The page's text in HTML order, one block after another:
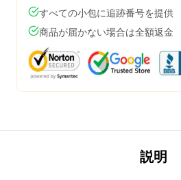
すべての小包に追跡番号を提供
商品が届かない場合は全額返金
説明